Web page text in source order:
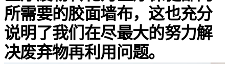
所需要的胶面墙布，这也充分
说明了我们在尽最大的努力解
决废弃物再利用问题。